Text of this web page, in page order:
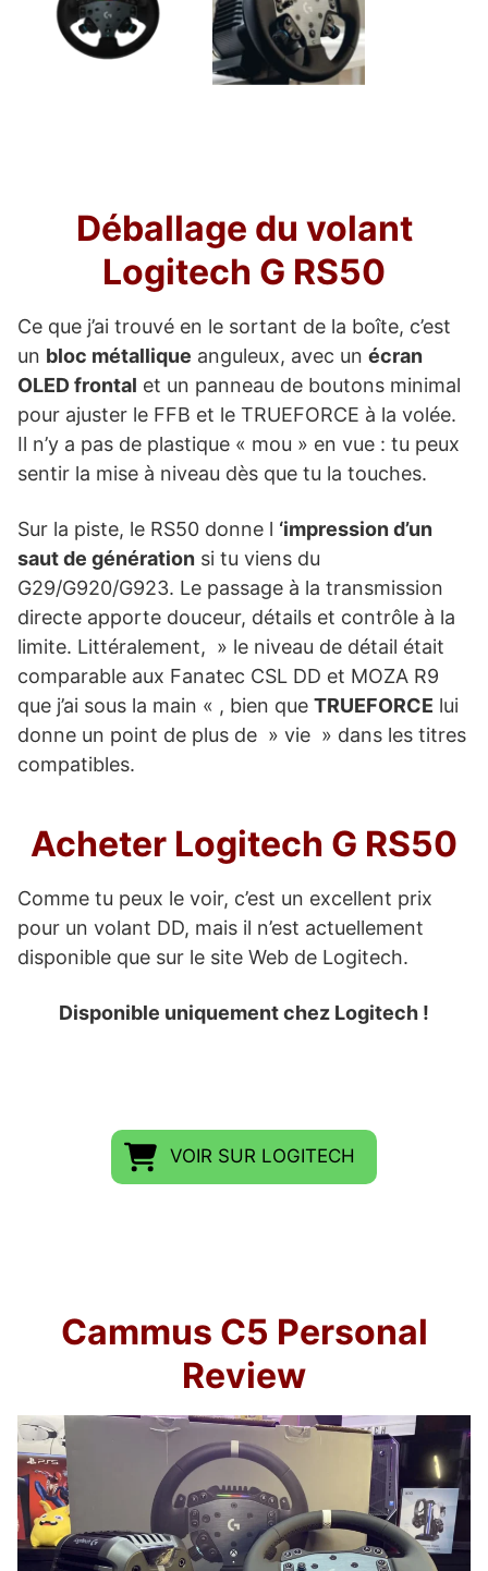
Déballage du volant
Logitech G RS50
Ce que j’ai trouvé en le sortant de la boîte, c’est
un bloc métallique anguleux, avec un écran
OLED frontal et un panneau de boutons minimal
pour ajuster le FFB et le TRUEFORCE à la volée.
Il n’y a pas de plastique « mou » en vue : tu peux
sentir la mise à niveau dès que tu la touches.
Sur la piste, le RS50 donne l ‘impression d’un
saut de génération si tu viens du
G29/G920/G923. Le passage à la transmission
directe apporte douceur, détails et contrôle à la
limite. Littéralement, » le niveau de détail était
comparable aux Fanatec CSL DD et MOZA R9
que j’ai sous la main « , bien que TRUEFORCE lui
donne un point de plus de » vie » dans les titres
compatibles.
Acheter Logitech G RS50
Comme tu peux le voir, c’est un excellent prix
pour un volant DD, mais il n’est actuellement
disponible que sur le site Web de Logitech.
Disponible uniquement chez Logitech !
VOIR SUR LOGITECH
Cammus C5 Personal
Review